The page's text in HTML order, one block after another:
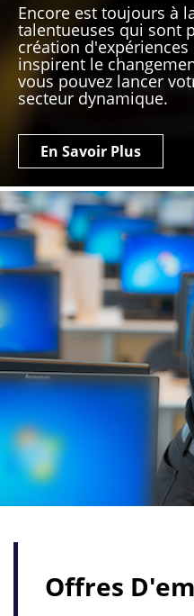
Encore est toujours à
talentueuses qui sont
création
inspirent le
vous pouvez lancer
secteur dynamique.
En Savoir Plus
Offres